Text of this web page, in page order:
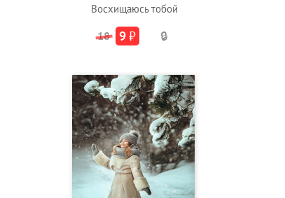
Восхищаюсь тобой
18 9₽ 🔒